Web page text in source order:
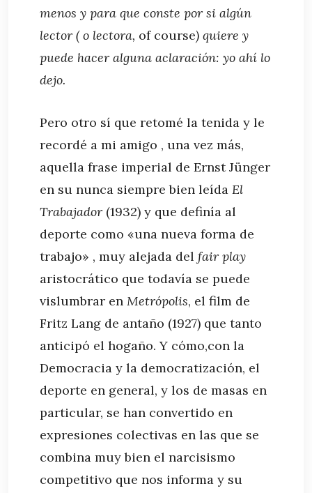
menos y para que conste por si algún
lector ( o lectora, of course) quiere y
puede hacer alguna aclaración: yo ahí lo
dejo.
Pero otro sí que retomé la tenida y le
recordé a mi amigo , una vez más,
aquella frase imperial de Ernst Jünger
en su nunca siempre bien leída El
Trabajador (1932) y que definía al
deporte como «una nueva forma de
trabajo» , muy alejada del fair play
aristocrático que todavía se puede
vislumbrar en Metrópolis, el film de
Fritz Lang de antaño (1927) que tanto
anticipó el hogaño. Y cómo,con la
Democracia y la democratización, el
deporte en general, y los de masas en
particular, se han convertido en
expresiones colectivas en las que se
combina muy bien el narcisismo
competitivo que nos informa y su